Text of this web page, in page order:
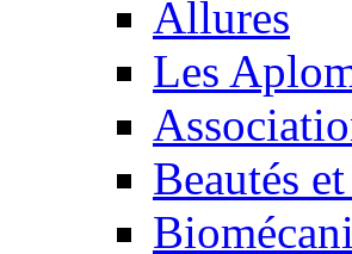
Allures
Les
Beautés